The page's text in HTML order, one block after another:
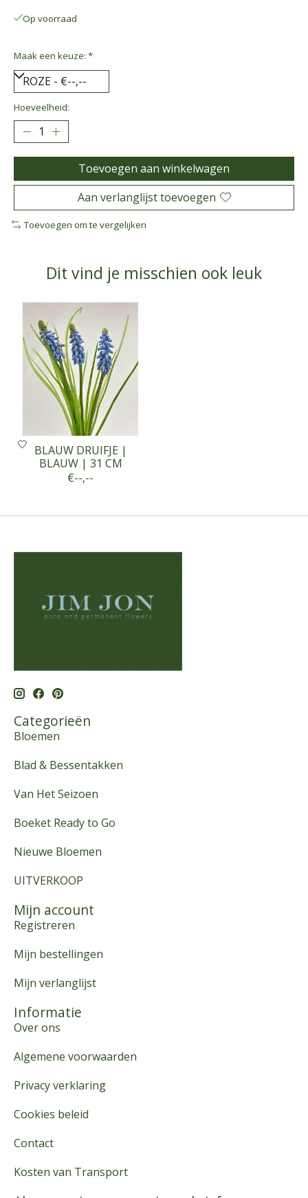
Op voorraad
Maak een keuze: *
Hoeveelheid:
Toevoegen aan winkelwagen
Aan verlanglijst toevoegen
Toevoegen om te vergelijken
Dit vind je misschien ook leuk
Items van productcarrousel
BLAUW DRUIFJE |
BLAUW | 31 CM
€--,--
Categorieën
Bloemen
Blad & Bessentakken
Van Het Seizoen
Boeket Ready to Go
Nieuwe Bloemen
UITVERKOOP
Mijn account
Registreren
Mijn bestellingen
Mijn verlanglijst
Informatie
Over ons
Algemene voorwaarden
Privacy verklaring
Cookies beleid
Contact
Kosten van Transport